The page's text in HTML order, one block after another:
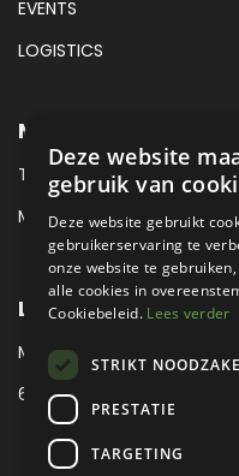
EVENTS
LOGISTICS
METROPOLE
TEL:+31 (0) 88 425 94 00
MAIL:
LOCATIE
MEUBELLAAN 1 / VIA ENZO
6651 KV DRUTEN / THE
Deze website
gebruik van
Deze website gebruikt
gebruikerservaring te
onze website te
alle cookies in
Cookiebeleid. Lees verder
STRIKT
PRESTATIE
TARGETING